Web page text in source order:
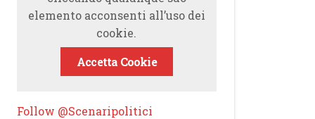
elemento acconsenti all’uso dei
cookie.
Accetta Cookie
Follow @Scenaripolitici